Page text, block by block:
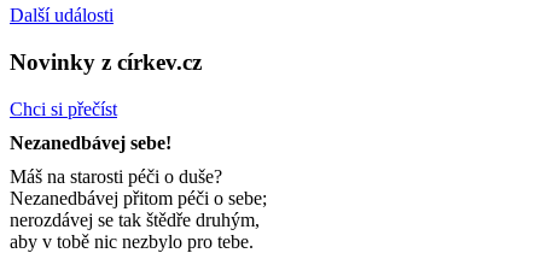
Další události
Novinky z církev.cz
Chci si přečíst
Nezanedbávej sebe!
Máš na starosti péči o duše?
Nezanedbávej přitom péči o sebe;
nerozdávej se tak štědře druhým,
aby v tobě nic nezbylo pro tebe.